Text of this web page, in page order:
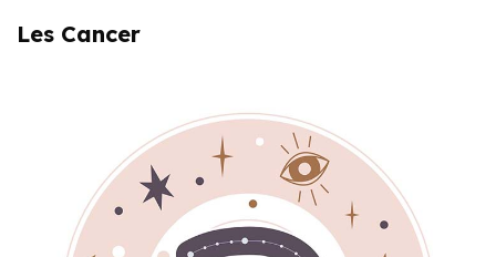
Les Cancer